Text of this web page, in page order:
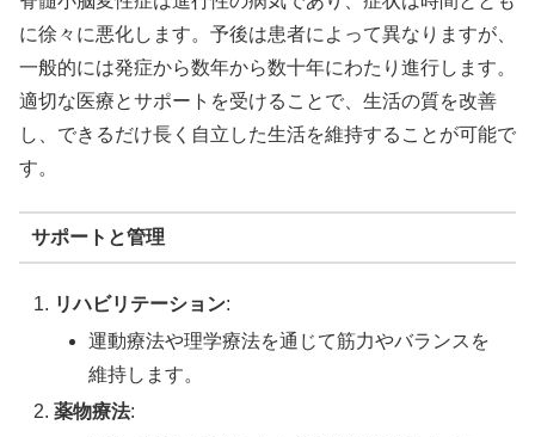
に徐々に悪化します。予後は患者によって異なりますが、
一般的には発症から数年から数十年にわたり進行します。
適切な医療とサポートを受けることで、生活の質を改善
し、できるだけ長く自立した生活を維持することが可能で
す。
サポートと管理
リハビリテーション:
運動療法や理学療法を通じて筋力やバランスを
維持します。
薬物療法: